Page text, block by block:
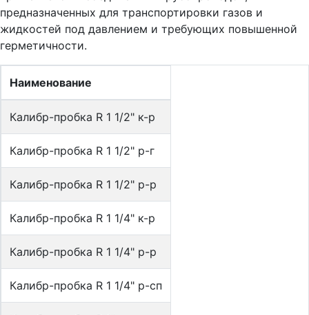
предназначенных для транспортировки газов и
жидкостей под давлением и требующих повышенной
герметичности.
Наименование
Калибр-пробка R 1 1/2" к-р
Калибр-пробка R 1 1/2" р-г
Калибр-пробка R 1 1/2" р-р
Калибр-пробка R 1 1/4" к-р
Калибр-пробка R 1 1/4" р-р
Калибр-пробка R 1 1/4" р-сп